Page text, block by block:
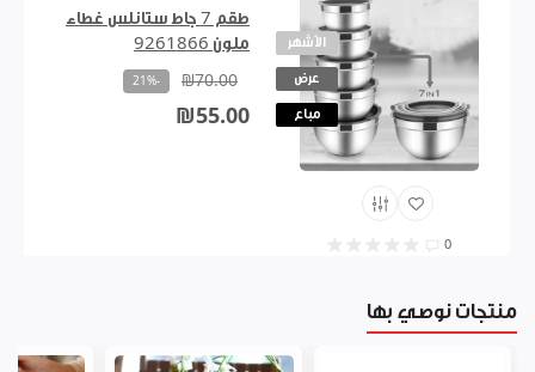
الأشهر
عرض
مباع
0
طقم 7 جاط ستانلس غطاء
ملون 9261866
₪70.00
-21%
₪55.00
منتجات نوصي بها